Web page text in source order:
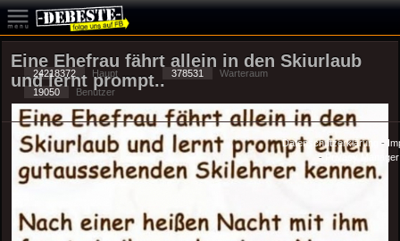
Eine Ehefrau fährt allein in den Skiurlaub
und lernt prompt..
24218372 Haupt 378531
Warteraum
19050
Benutzer
Datenschutzerklärung -
-
Privacy Manager